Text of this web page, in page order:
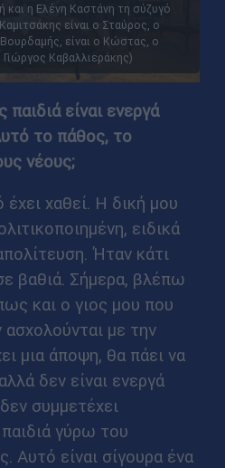
και η Ελένη Καστάνη τη σύζυγό
είναι ο Σταύρος, ο
Βουρδαμής, είναι ο Κώστας, ο
Καβαλλιεράκης)
είναι ενεργά
το πάθος, το
νέους;
χαθεί. Η δική μου
ειδικά
Ήταν κάτι
βαθιά. Σήμερα, βλέπω
και ο γιος μου που
ασχολούνται με την
μια άποψη, θα πάει να
δεν είναι ενεργά
συμμετέχει
γύρω του
Αυτό είναι σίγουρα ένα